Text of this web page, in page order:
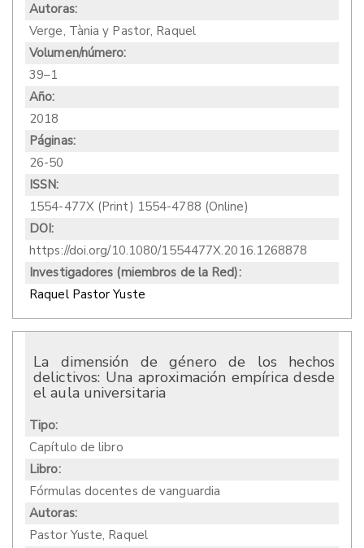
Autoras:
Verge, Tània y Pastor, Raquel
Volumen/número:
39–1
Año:
2018
Páginas:
26-50
ISSN:
1554-477X (Print) 1554-4788 (Online)
DOI:
https://doi.org/10.1080/1554477X.2016.1268878
Investigadores (miembros de la Red):
Raquel Pastor Yuste
La dimensión de género de los hechos
delictivos: Una aproximación empírica desde
el aula universitaria
Tipo:
Capítulo de libro
Libro:
Fórmulas docentes de vanguardia
Autoras:
Pastor Yuste, Raquel